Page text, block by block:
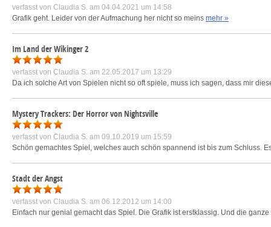
verfasst von Claudia S. am 04.04.2021 um 14:58
Grafik geht. Leider von der Aufmachung her nicht so meins mehr »
Im Land der Wikinger 2
verfasst von Claudia S. am 22.05.2017 um 13:29
Da ich solche Art von Spielen nicht so oft spiele, muss ich sagen, dass mir
Mystery Trackers: Der Horror von Nightsville
verfasst von Claudia S. am 09.10.2019 um 15:59
Schön gemachtes Spiel, welches auch schön spannend ist bis zum Schluss.
Stadt der Angst
verfasst von Claudia S. am 06.12.2012 um 14:00
Einfach nur genial gemacht das Spiel. Die Grafik ist erstklassig. Und die